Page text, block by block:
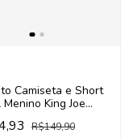
Camiseta e Short
King Joe
(Off
R$149,90